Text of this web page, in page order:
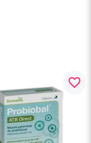
favorite_border